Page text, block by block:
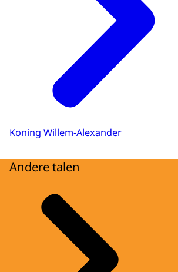
Koning Willem-Alexander
Andere talen